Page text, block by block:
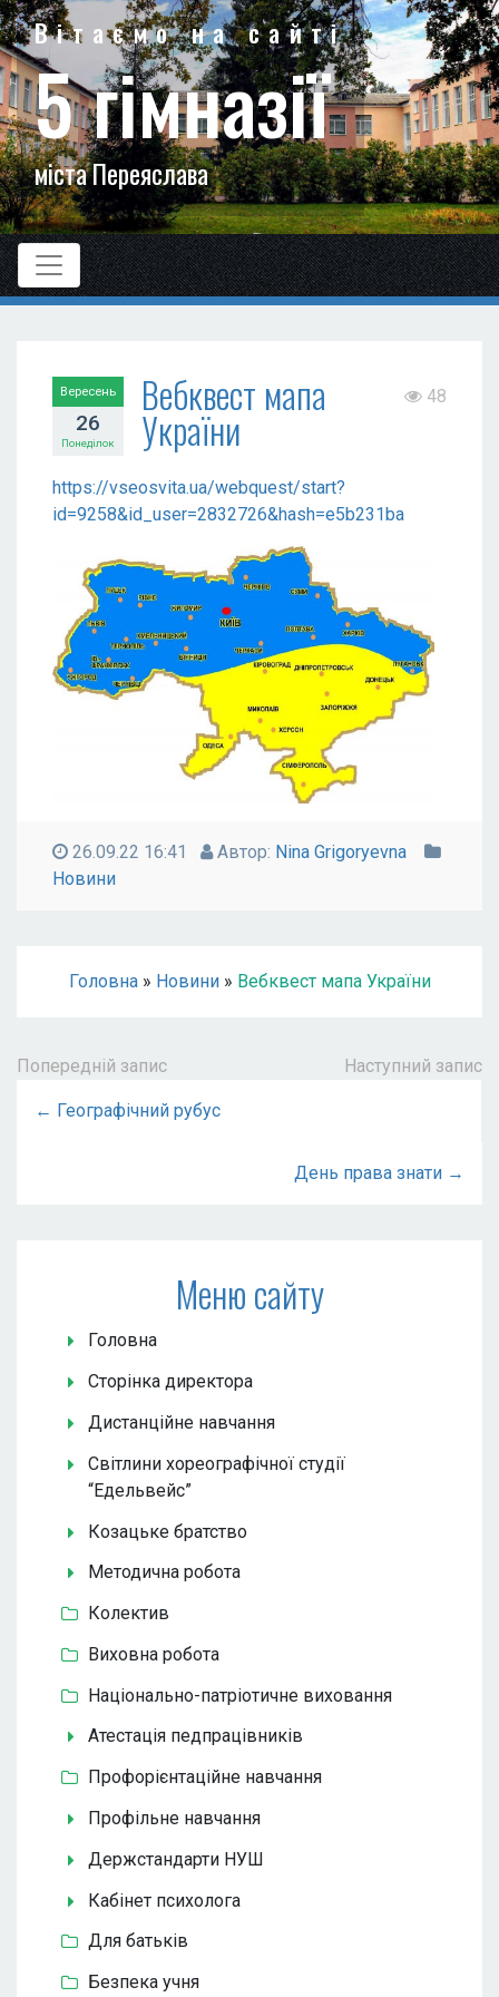
Вітаємо на сайті
5 гімназії
міста Переяслава
Вересень
26
Понеділок
Вебквест мапа
України
48
https://vseosvita.ua/webquest/start?
id=9258&id_user=2832726&hash=e5b231ba
26.09.22 16:41 Автор: Nina Grigoryevna
Новини
Головна» Новини» Вебквест мапа України
Попередній запис Наступний запис
← Географічний рубус
День права знати →
Меню сайту
Головна
Сторінка директора
Дистанційне навчання
Світлини хореографічної студії
“Едельвейс”
Козацьке братство
Методична робота
Колектив
Виховна робота
Національно-патріотичне виховання
Атестація педпрацівників
Профорієнтаційне навчання
Профільне навчання
Держстандарти НУШ
Кабінет психолога
Для батьків
Безпека учня